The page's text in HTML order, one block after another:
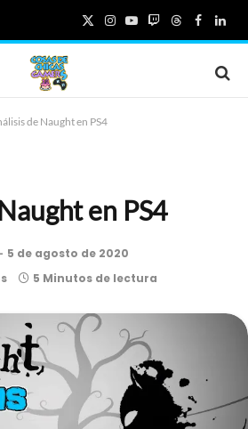
X
(Twitter)
Instagram
YouTube
TwitchThreads
de Naught en PS4
en PS4
5 de agosto de 2020
5 Minutos de lectura